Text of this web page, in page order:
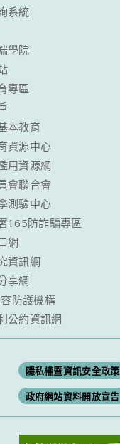
系統
學院
專區
本教育
資源中心
用資源網
會聯合會
測驗中心
165防詐騙專區
網
資訊網
享網
防護機構
公約資訊網
隱私權暨資訊安全政策
政府網站資料開放宣告